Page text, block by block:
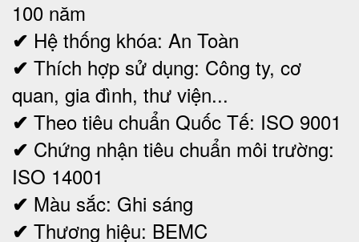
100 năm
✔ Hệ thống khóa: An Toàn
✔ Thích hợp sử dụng: Công ty, cơ
quan, gia đình, thư viện...
✔ Theo tiêu chuẩn Quốc Tế: ISO 9001
✔ Chứng nhận tiêu chuẩn môi trường:
ISO 14001
✔ Màu sắc: Ghi sáng
✔ Thương hiệu: BEMC